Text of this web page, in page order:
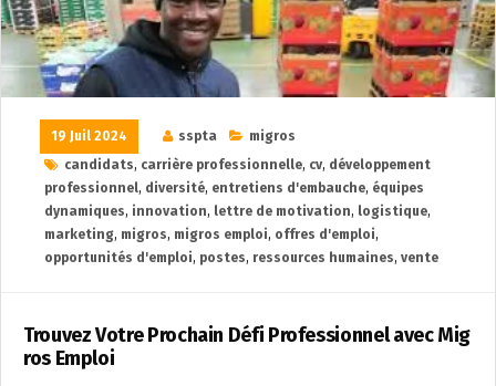
19 Juil 2024 sspta
migros
candidats, carrière professionnelle, cv, développement
professionnel, diversité, entretiens d'embauche, équipes
dynamiques, innovation, lettre de motivation, logistique,
marketing, migros, migros emploi, offres d'emploi,
opportunités d'emploi, postes, ressources humaines, vente
Trouvez Votre Prochain Défi Professionnel avec Mig
ros Emploi